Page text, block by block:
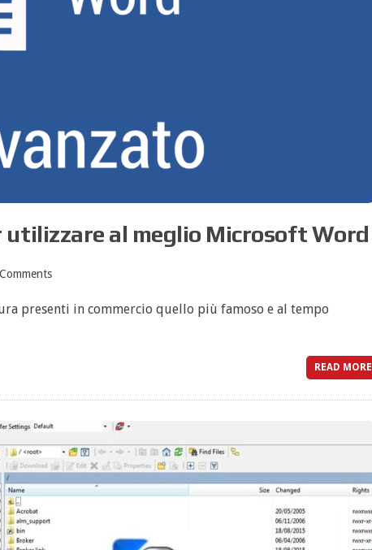
utilizzare al meglio Microsoft Word
presenti in commercio quello più famoso e al tempo
READ MORE